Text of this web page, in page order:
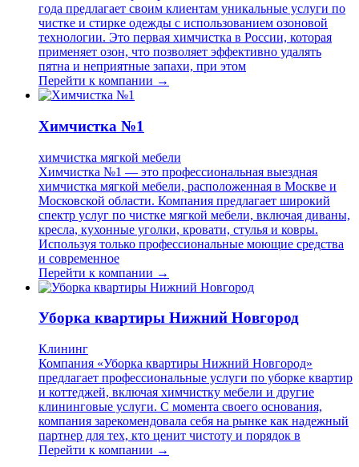
года предлагает своим клиентам уникальные услуги по
чистке и стирке одежды с использованием озоновой
технологии. Это первая химчистка в России, которая
применяет озон, что позволяет эффективно удалять
пятна и неприятные запахи, при этом
Перейти к компании →
Химчистка №1
химчистка мягкой мебели
Химчистка №1 — это профессиональная выездная
химчистка мягкой мебели, расположенная в Москве и
Московской области. Компания предлагает широкий
спектр услуг по чистке мягкой мебели, включая диваны,
кресла, кухонные уголки, кровати, стулья и ковры.
Используя только профессиональные моющие средства
и современное
Перейти к компании →
Уборка квартиры Нижний Новгород
Клининг
Компания «Уборка квартиры Нижний Новгород»
предлагает профессиональные услуги по уборке квартир
и коттеджей, включая химчистку мебели и другие
клининговые услуги. С момента своего основания,
компания зарекомендовала себя на рынке как надежный
партнер для тех, кто ценит чистоту и порядок в
Перейти к компании →